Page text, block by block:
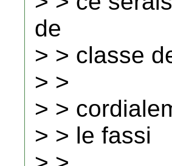
de
> > classe
> >
> >
> > le fassi